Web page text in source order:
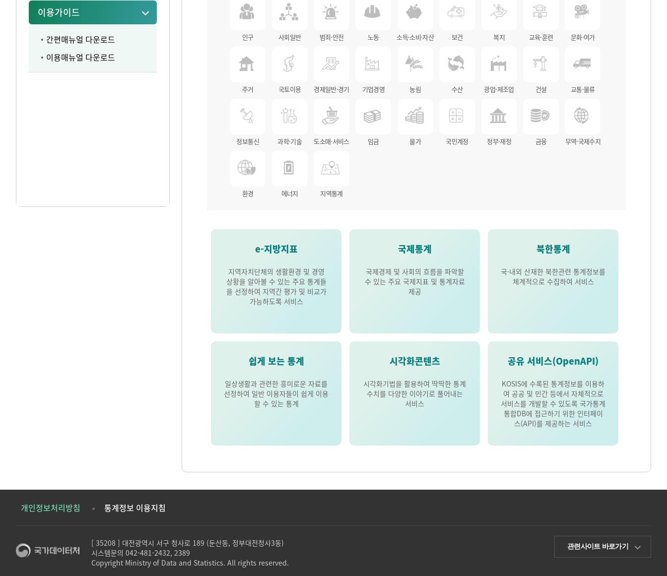
이용가이드
간편매뉴얼 다운로드
이용매뉴얼 다운로드
인구 사회일반 범죄·안전 노동 소득·소비·자산 보건 복지 교육·훈련 문화·여가
주거 국토이용 경제일반·경기 기업경영 농림 수산 광업·제조업 건설 교통·물류
정보통신 과학·기술 도소매·서비스 임금 물가 국민계정 정부·재정 금융 무역·국제수지
환경 에너지 지역통계
e-지방지표
지역자치단체의 생활환경 및 경영
상황을 알아볼 수 있는 주요 통계들
을 선정하여 지역간 평가 및 비교가
가능하도록 서비스
국제통계
국제경제 및 사회의 흐름을 파악할
수 있는 주요 국제지표 및 통계자료
제공
북한통계
국·내외 산재한 북한관련 통계정보를
체계적으로 수집하여 서비스
쉽게 보는 통계
일상생활과 관련한 흥미로운 자료를
선정하여 일반 이용자들이 쉽게 이용
할 수 있는 통계
시각화콘텐츠
시각화기법을 활용하여 딱딱한 통계
수치를 다양한 이야기로 풀어내는
서비스
공유 서비스(OpenAPI)
KOSIS에 수록된 통계정보를 이용하
여 공공 및 민간 등에서 자체적으로
서비스를 개발할 수 있도록 국가통계
통합DB에 접근하기 위한 인터페이
스(API)를 제공하는 서비스
개인정보처리방침 통계정보 이용지침
[ 35208 ] 대전광역시 서구 청사로 189 (둔산동, 정부대전청사3동)
시스템문의 042-481-2432, 2389
Copyright Ministry of Data and Statistics. All rights reserved.
관련사이트 바로가기